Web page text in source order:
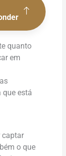
quanto
em
que está
captar
o que